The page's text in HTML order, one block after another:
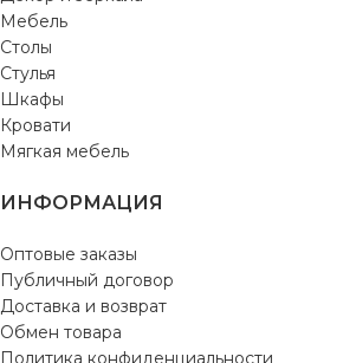
Мебель
Столы
Стулья
Шкафы
Кровати
Мягкая мебель
ИНФОРМАЦИЯ
Оптовые заказы
Публичный договор
Доставка и возврат
Обмен товара
Политика конфиденциальности